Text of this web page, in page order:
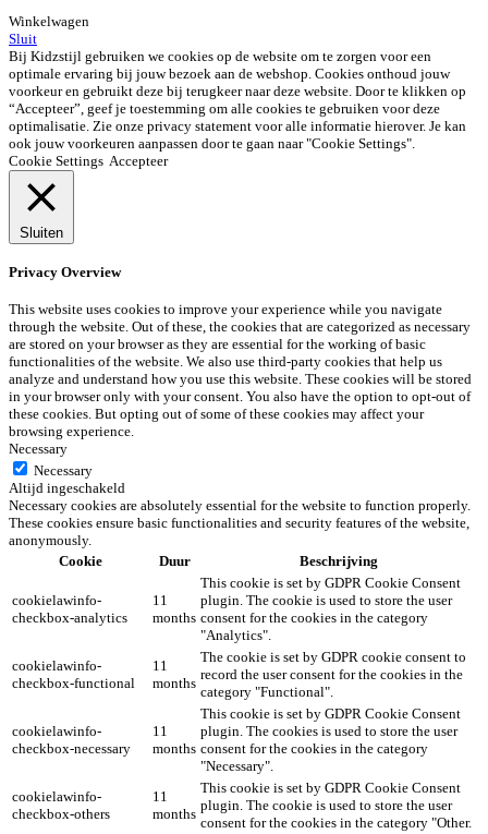
Winkelwagen
Sluit
Bij Kidzstijl gebruiken we cookies op de website om te zorgen voor een
optimale ervaring bij jouw bezoek aan de webshop. Cookies onthoud jouw
voorkeur en gebruikt deze bij terugkeer naar deze website. Door te klikken op
“Accepteer”, geef je toestemming om alle cookies te gebruiken voor deze
optimalisatie. Zie onze privacy statement voor alle informatie hierover. Je kan
ook jouw voorkeuren aanpassen door te gaan naar "Cookie Settings".
Cookie Settings Accepteer
Sluiten
Privacy Overview
This website uses cookies to improve your experience while you navigate
through the website. Out of these, the cookies that are categorized as necessary
are stored on your browser as they are essential for the working of basic
functionalities of the website. We also use third-party cookies that help us
analyze and understand how you use this website. These cookies will be stored
in your browser only with your consent. You also have the option to opt-out of
these cookies. But opting out of some of these cookies may affect your
browsing experience.
Necessary
Necessary
Altijd ingeschakeld
Necessary cookies are absolutely essential for the website to function properly.
These cookies ensure basic functionalities and security features of the website,
anonymously.
Cookie
Duur Beschrijving
cookielawinfo-
checkbox-analytics
11
months
This cookie is set by GDPR Cookie Consent
plugin. The cookie is used to store the user
consent for the cookies in the category
"Analytics".
cookielawinfo-
checkbox-functional
11
months
The cookie is set by GDPR cookie consent to
record the user consent for the cookies in the
category "Functional".
cookielawinfo-
checkbox-necessary
11
months
This cookie is set by GDPR Cookie Consent
plugin. The cookies is used to store the user
consent for the cookies in the category
"Necessary".
cookielawinfo-
checkbox-others
11
months
This cookie is set by GDPR Cookie Consent
plugin. The cookie is used to store the user
consent for the cookies in the category "Other.